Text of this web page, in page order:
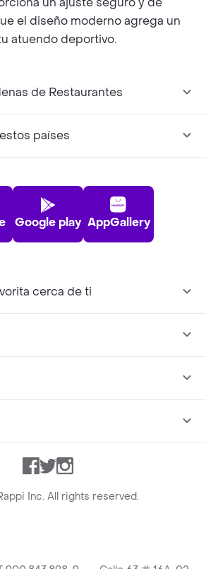
el diseño moderno agrega un
atuendo deportivo.
de Restaurantes
países
Google play AppGallery
cerca de ti
Facebook
TwitterInstagram
Inc. All rights reserved.